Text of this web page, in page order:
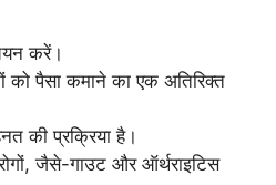
करें।
को पैसा कमाने का एक अतिरिक्त
की प्रक्रिया है।
जैसे-गाउट और ऑर्थराइटिस